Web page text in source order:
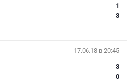
1
3
17.06.18 в 20:45
3
0